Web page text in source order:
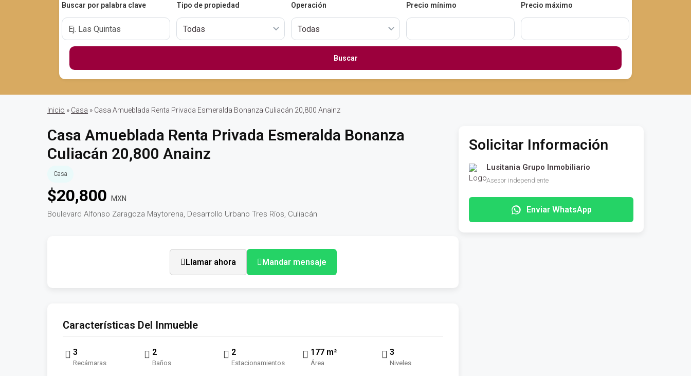
Buscar por palabra clave Tipo de propiedad Operación Precio mínimo Precio máximo
Buscar
Inicio » Casa » Casa Amueblada Renta Privada Esmeralda Bonanza Culiacán 20,800 Anainz
Casa Amueblada Renta Privada Esmeralda Bonanza
Culiacán 20,800 Anainz
Casa
$20,800 MXN
Boulevard Alfonso Zaragoza Maytorena, Desarrollo Urbano Tres Ríos, Culiacán
Llamar ahora Mandar mensaje
Características Del Inmueble
3
Recámaras
2
Baños
2
Estacionamientos
177 m²
Área
3
Niveles
Solicitar Información
Lusitania Grupo Inmobiliario
Asesor independiente
Enviar WhatsApp